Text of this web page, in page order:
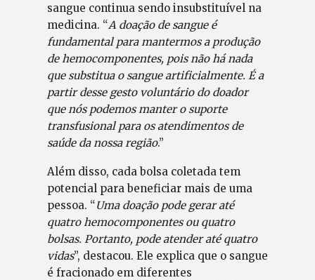
sangue continua sendo insubstituível na
medicina. “A doação de sangue é
fundamental para mantermos a produção
de hemocomponentes, pois não há nada
que substitua o sangue artificialmente. É a
partir desse gesto voluntário do doador
que nós podemos manter o suporte
transfusional para os atendimentos de
saúde da nossa região.”
Além disso, cada bolsa coletada tem
potencial para beneficiar mais de uma
pessoa. “Uma doação pode gerar até
quatro hemocomponentes ou quatro
bolsas. Portanto, pode atender até quatro
vidas”, destacou. Ele explica que o sangue
é fracionado em diferentes